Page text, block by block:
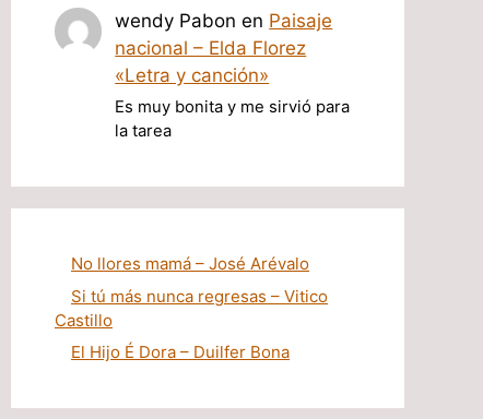
wendy Pabon en Paisaje
nacional – Elda Florez
«Letra y canción»
Es muy bonita y me sirvió para
la tarea
No llores mamá – José Arévalo
Si tú más nunca regresas – Vitico
Castillo
El Hijo É Dora – Duilfer Bona